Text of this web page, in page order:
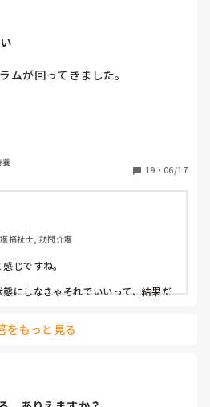
ムが回ってきました。
]
いました。
養
19 ・ 06/17
福祉士, 訪問介護
じですね。
にしなきゃそれでいいって、結果だ
てるんですけど、お風呂の時に顔にカ
だなって。スプーンでぬぐったりそ
かね、酷いスタッフとか思いなが
をもっと見る